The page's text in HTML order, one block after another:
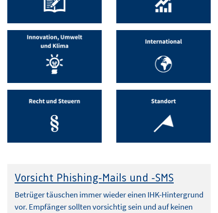
Vorsicht Phishing-Mails und -SMS
Betrüger täuschen immer wieder einen IHK-Hintergrund
vor. Empfänger sollten vorsichtig sein und auf keinen